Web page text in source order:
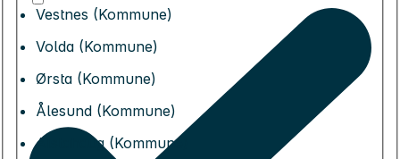
Vestnes (Kommune)
Volda (Kommune)
Ørsta (Kommune)
Ålesund (Kommune)
Alstahaug (Kommune)